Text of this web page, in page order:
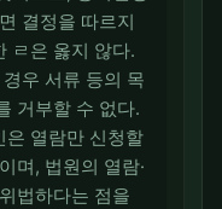
결정을 따르지
ㄹ은 옳지 않다.
우 서류 등의 목
거부할 수 없다.
은 열람만 신청할
며, 법원의 열람·
법하다는 점을